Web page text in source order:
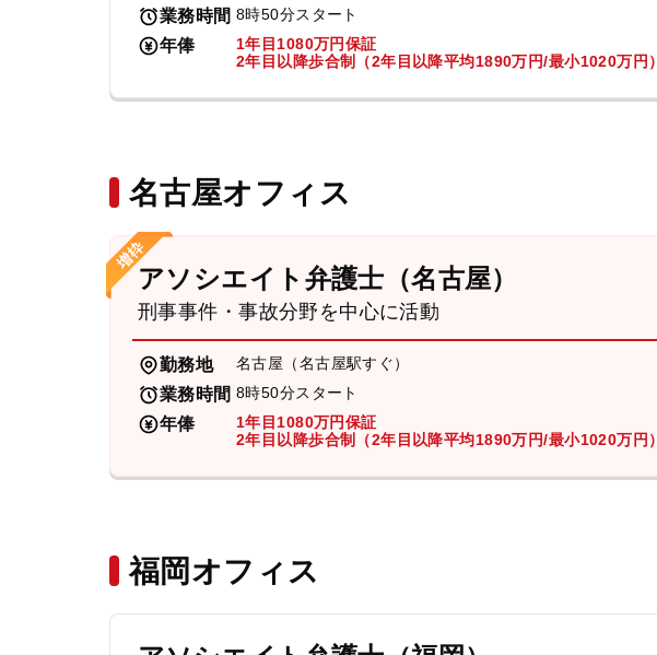
業務時間 8時50分スタート
年俸
1年目1080万円保証
2年目以降歩合制（2年目以降平均1890万円/最小1020万円）
名古屋オフィス
アソシエイト弁護士（名古屋）
刑事事件・事故分野を中心に活動
勤務地 名古屋（名古屋駅すぐ）
業務時間 8時50分スタート
年俸
1年目1080万円保証
2年目以降歩合制（2年目以降平均1890万円/最小1020万円）
福岡オフィス